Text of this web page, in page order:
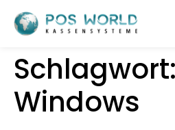
Schlagwort:
Windows